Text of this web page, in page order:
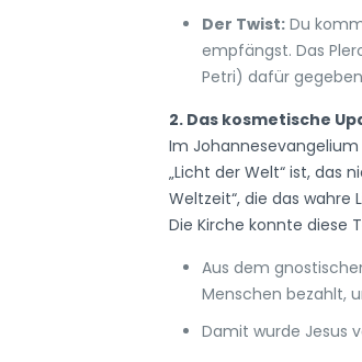
Der Twist: Du
empfängst. Das
Petri) dafür
2. Das kosmetische
Im
„Licht der Welt“ ist, das
Weltzeit“, die das
Die Kirche konnte diese
Aus dem
Menschen bezahlt,
Damit wurde Jesus